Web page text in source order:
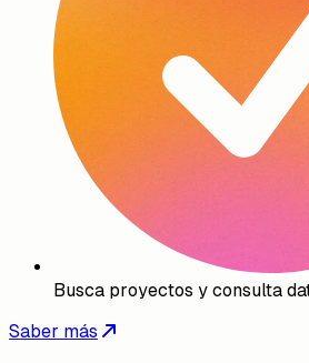
Busca proyectos y consulta
Saber más